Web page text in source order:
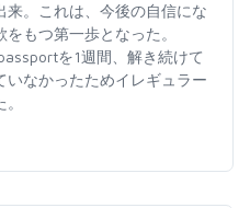
。これは、今後の自信にな
もつ第一歩となった。
を1週間、解き続けて
なかったためイレギュラー